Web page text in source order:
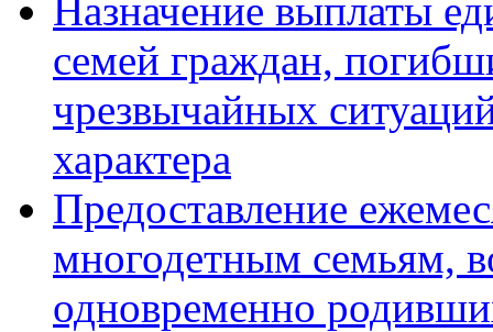
Назначение выплаты
семей граждан,
чрезвычайных
характера
Предоставление
многодетным семьям,
одновременно